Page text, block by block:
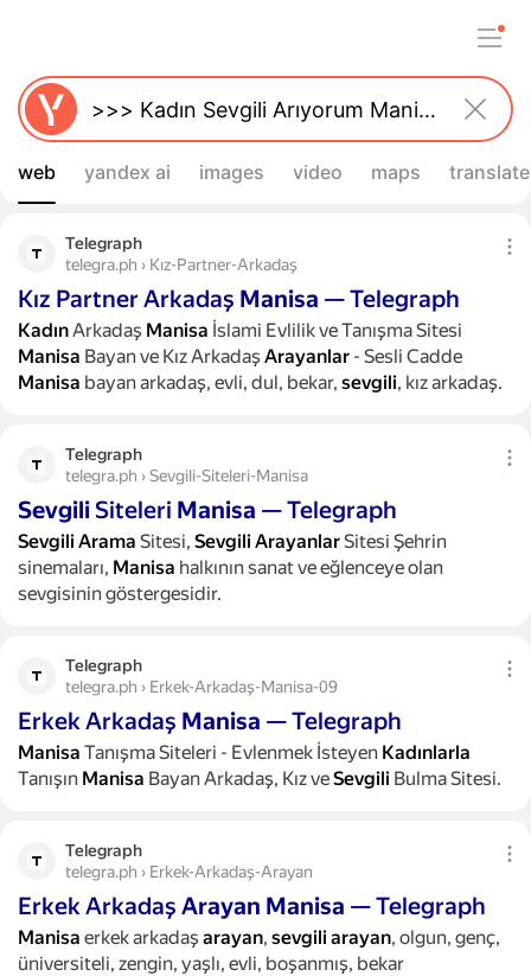
web yandex ai images video maps translate
Telegraph
telegra.ph › Kız-Partner-Arkadaş
Kız Partner Arkadaş Manisa — Telegraph
KadınArkadaş Manisa İslami Evlilik ve Tanışma Sitesi
Manisa Bayan ve Kız Arkadaş Arayanlar - Sesli Cadde
Manisa bayan arkadaş, evli, dul, bekar, sevgili, kız arkadaş.
Telegraph
telegra.ph › Sevgili-Siteleri-Manisa
Sevgili Siteleri Manisa — Telegraph
Sevgili Arama Sitesi, Sevgili ArayanlarSitesi Şehrin
sinemaları, Manisa halkının sanat ve eğlenceye olan
sevgisinin göstergesidir.
Telegraph
telegra.ph › Erkek-Arkadaş-Manisa-09
Erkek Arkadaş Manisa — Telegraph
Manisa Tanışma Siteleri - Evlenmek İsteyen Kadınlarla
Tanışın Manisa Bayan Arkadaş, Kız veSevgili Bulma Sitesi.
Telegraph
telegra.ph › Erkek-Arkadaş-Arayan
Erkek Arkadaş Arayan Manisa — Telegraph
Manisa erkek arkadaş arayan, sevgili arayan, olgun, genç,
üniversiteli, zengin, yaşlı, evli, boşanmış, bekar